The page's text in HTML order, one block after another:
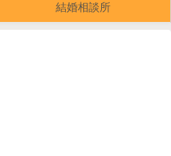
結婚相談所